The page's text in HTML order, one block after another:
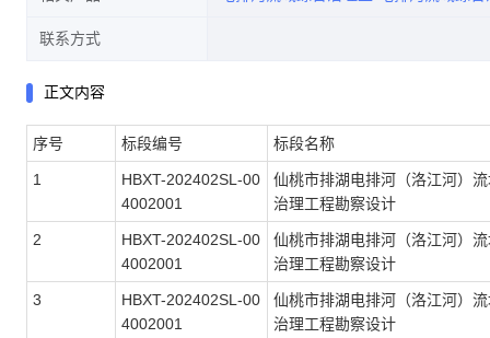
联系方式
正文内容
序号 标段编号 标段名称
1
HBXT-202402SL-00
4002001
仙桃市排湖电排河（洛江河）
治理工程勘察设计
2
HBXT-202402SL-00
4002001
仙桃市排湖电排河（洛江河）
治理工程勘察设计
3
HBXT-202402SL-00
4002001
仙桃市排湖电排河（洛江河）
治理工程勘察设计